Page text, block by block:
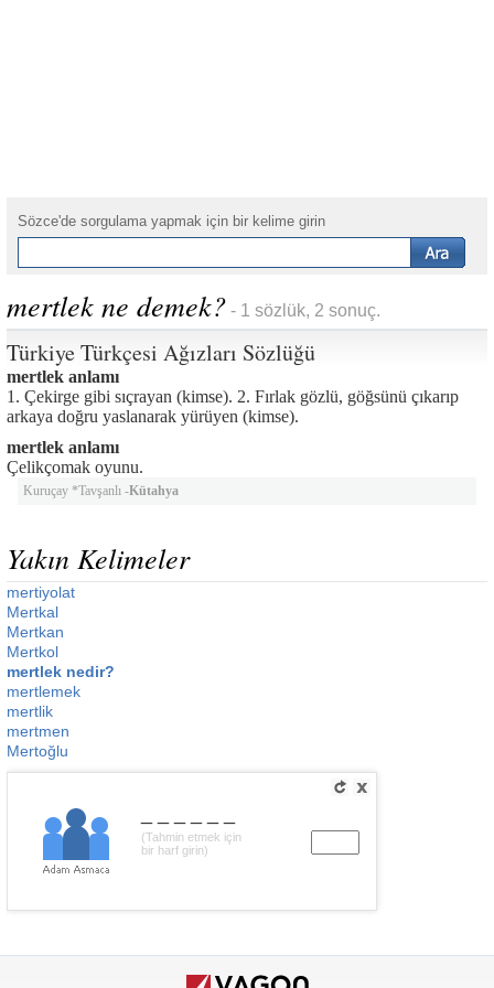
Sözce'de sorgulama yapmak için bir kelime girin
mertlek ne demek? - 1 sözlük, 2 sonuç.
Türkiye Türkçesi Ağızları Sözlüğü
mertlek anlamı
1. Çekirge gibi sıçrayan (kimse). 2. Fırlak gözlü, göğsünü çıkarıp
arkaya doğru yaslanarak yürüyen (kimse).
mertlek anlamı
Çelikçomak oyunu.
Kuruçay *Tavşanlı -Kütahya
Yakın Kelimeler
mertiyolat
Mertkal
Mertkan
Mertkol
mertlek nedir?
mertlemek
mertlik
mertmen
Mertoğlu
(Tahmin etmek için
bir harf girin)